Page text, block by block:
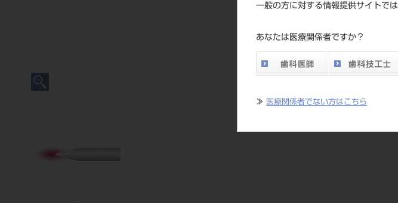
一般の方に対する情報提供サイトでは
あなたは医療関係者ですか？
≫ 医療関係者でない方はこちら
ジ